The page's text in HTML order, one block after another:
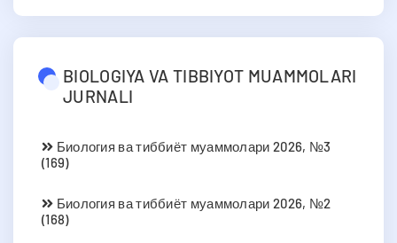
BIOLOGIYA VA TIBBIYOT MUAMMOLARI
JURNALI
Биология ва тиббиёт муаммолари 2026, №3
(169)
Биология ва тиббиёт муаммолари 2026, №2
(168)